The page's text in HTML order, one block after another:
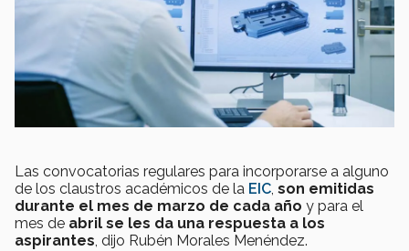
Las convocatorias regulares para incorporarse a alguno
de los claustros académicos de la EIC, son emitidas
durante el mes de marzo de cada año y para el
mes de abril se les da una respuesta a los
aspirantes, dijo Rubén Morales Menéndez.